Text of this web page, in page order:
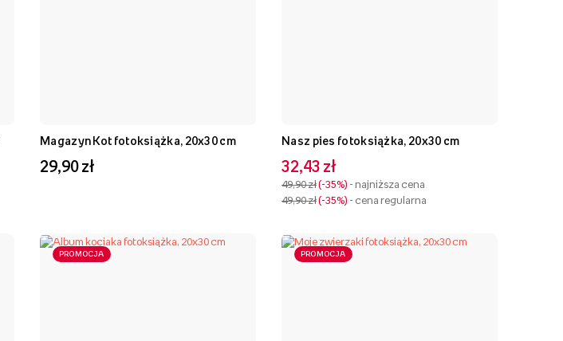
Magazyn Kot fotoksiążka, 20x30 cm
29,90 zł
Nasz pies fotoksiążka, 20x30 cm
32,43 zł
49,90 zł -35% - najniższa cena
49,90 zł -35% - cena regularna
PROMOCJA PROMOCJA